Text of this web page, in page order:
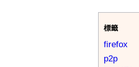
標籤
firefox
p2p